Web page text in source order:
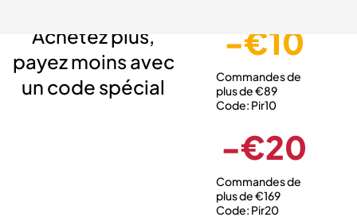
Achetez plus,
payez moins avec
un code spécial
-€10
Commandes de
plus de €89
Code: Pir10
-€20
Commandes de
plus de €169
Code: Pir20